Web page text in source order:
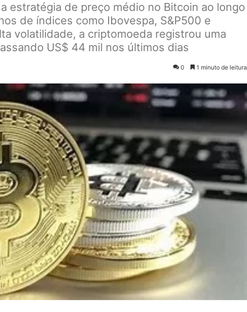
estratégia de preço médio no Bitcoin ao longo
de índices como Ibovespa, S&P500 e
volatilidade, a criptomoeda registrou uma
US$ 44 mil nos últimos dias
0 1 minuto de leitura